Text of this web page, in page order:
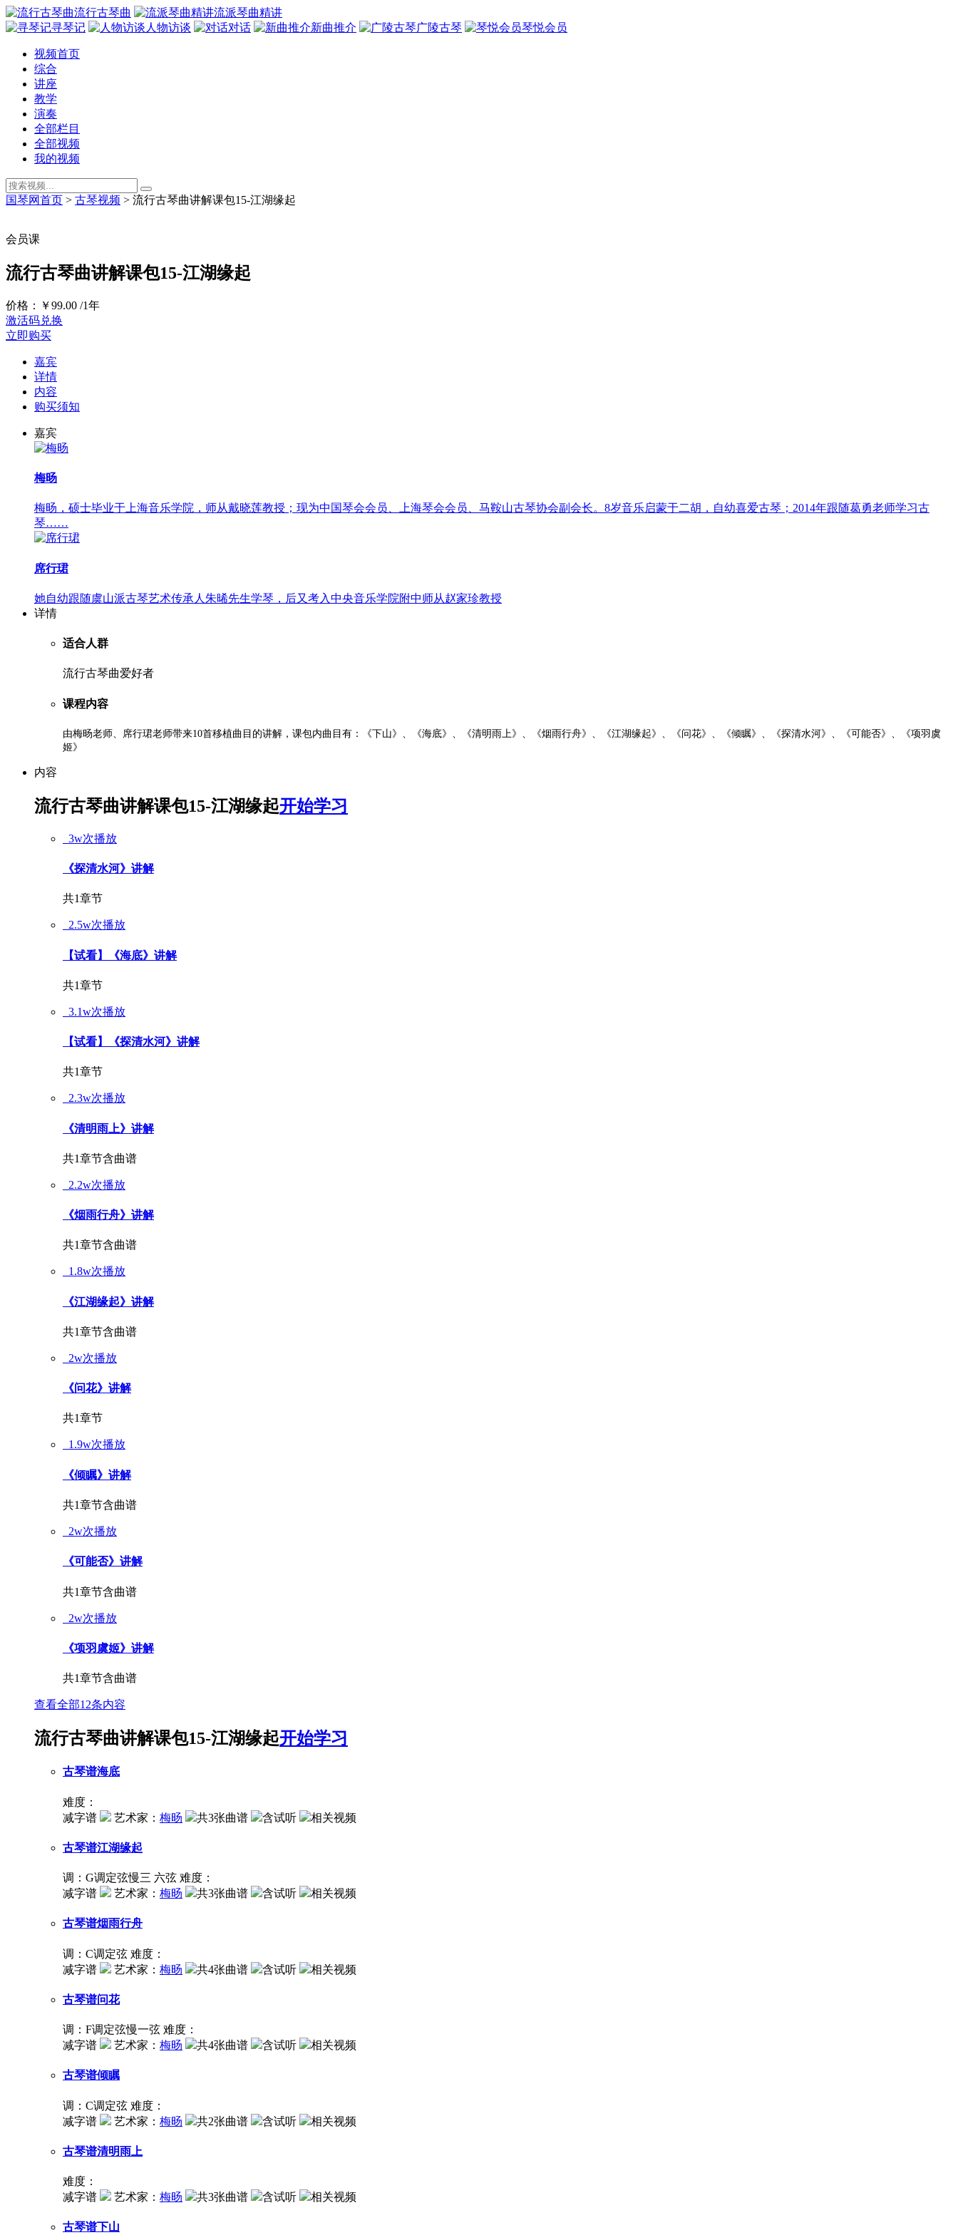
流行古琴曲
流派琴曲精讲
寻琴记
人物访谈 对话 新曲推介 广陵古琴 琴悦会员
视频首页
综合
讲座
教学
演奏
全部栏目
全部视频
我的视频
国琴网首页 > 古琴视频 > 流行古琴曲讲解课包15-江湖缘起
会员课
流行古琴曲讲解课包15-江湖缘起
价格： ￥99.00 /1年
激活码兑换
立即购买
嘉宾
详情
内容
购买须知
嘉宾
梅旸
梅旸，硕士毕业于上海音乐学院，师从戴晓莲教授；现为中国琴会会员、上海琴会会员、马鞍山古琴协会副会长。8岁音乐启蒙于二胡，自幼喜爱古琴；2014年跟随葛勇老师学习古
琴……
席行珺
她自幼跟随虞山派古琴艺术传承人朱晞先生学琴，后又考入中央音乐学院附中师从赵家珍教授
详情
适合人群
流行古琴曲爱好者
课程内容
由梅旸老师、席行珺老师带来10首移植曲目的讲解，课包内曲目有：《下山》、《海底》、《清明雨上》、《烟雨行舟》、《江湖缘起》、《问花》、《倾瞩》、《探清水河》、《可能否》、《项羽虞
姬》
内容
流行古琴曲讲解课包15-江湖缘起开始学习
3w次播放
《探清水河》讲解
共1章节
2.5w次播放
【试看】《海底》讲解
共1章节
3.1w次播放
【试看】《探清水河》讲解
共1章节
2.3w次播放
《清明雨上》讲解
共1章节含曲谱
2.2w次播放
《烟雨行舟》讲解
共1章节含曲谱
1.8w次播放
《江湖缘起》讲解
共1章节含曲谱
2w次播放
《问花》讲解
共1章节
1.9w次播放
《倾瞩》讲解
共1章节含曲谱
2w次播放
《可能否》讲解
共1章节含曲谱
2w次播放
《项羽虞姬》讲解
共1章节含曲谱
查看全部12条内容
流行古琴曲讲解课包15-江湖缘起开始学习
古琴谱海底
难度：
减字谱
艺术家： 梅旸 共3张曲谱 含试听 相关视频
古琴谱江湖缘起
调：G调定弦慢三 六弦 难度：
减字谱
艺术家： 梅旸 共3张曲谱 含试听 相关视频
古琴谱烟雨行舟
调：C调定弦 难度：
减字谱
艺术家： 梅旸 共4张曲谱 含试听 相关视频
古琴谱问花
调：F调定弦慢一弦 难度：
减字谱
艺术家： 梅旸 共4张曲谱 含试听 相关视频
古琴谱倾瞩
调：C调定弦 难度：
减字谱
艺术家： 梅旸 共2张曲谱 含试听 相关视频
古琴谱清明雨上
难度：
减字谱
艺术家： 梅旸 共3张曲谱 含试听 相关视频
古琴谱下山